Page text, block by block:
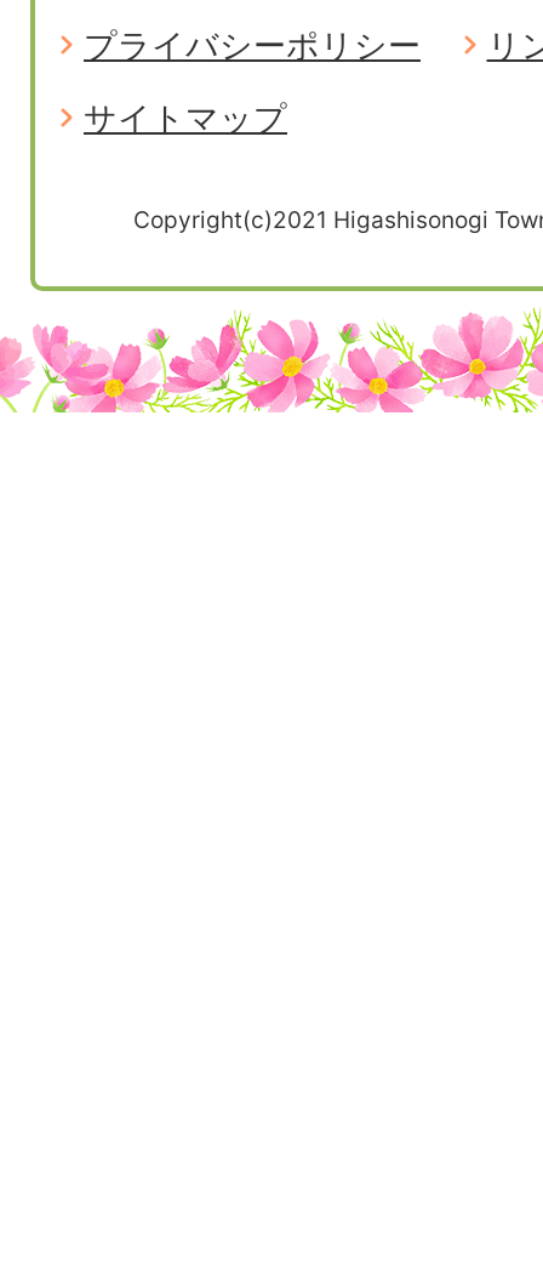
プライバシーポリシー
リ
サイトマップ
Copyright(c)2021 Higashisonogi